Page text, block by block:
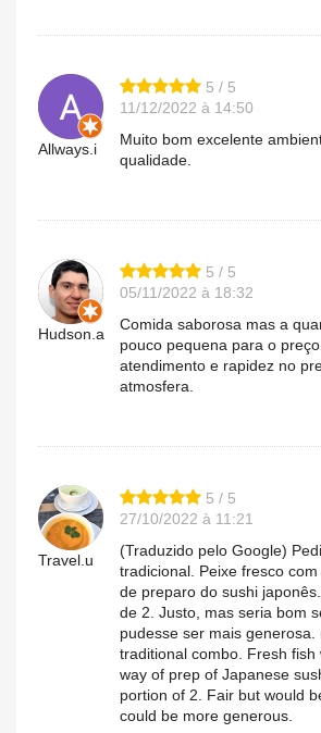
Allways.i
5 / 5
11/12/2022 à 14:50
Muito bom excelente
qualidade.
Hudson.a
5 / 5
05/11/2022 à 18:32
Comida saborosa mas a
pouco pequena para o
atendimento e rapidez no
atmosfera.
Travel.u
5 / 5
27/10/2022 à 11:21
(Traduzido pelo Google)
tradicional. Peixe fresco
de preparo do sushi
de 2. Justo, mas seria bom
pudesse ser mais
traditional combo. Fresh fish
way of prep of Japanese
portion of 2. Fair but would
could be more generous.